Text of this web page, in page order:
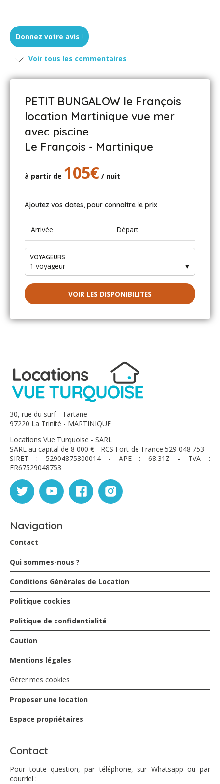
Donnez votre avis !
Voir tous les commentaires
PETIT BUNGALOW le François
location Martinique vue mer
avec piscine
Le François - Martinique
à partir de 105€ / nuit
Ajoutez vos dates, pour connaitre le prix
VOYAGEURS
1 voyageur ▼
VOIR LES DISPONIBILITES
30, rue du surf - Tartane
97220 La Trinité - MARTINIQUE
Locations Vue Turquoise - SARL
SARL au capital de 8 000 € - RCS Fort-de-France 529 048 753
SIRET : 52904875300014 - APE : 68.31Z - TVA :
FR67529048753
Navigation
Contact
Qui sommes-nous ?
Conditions Générales de Location
Politique cookies
Politique de confidentialité
Caution
Mentions légales
Gérer mes cookies
Proposer une location
Espace propriétaires
Contact
Pour toute question, par téléphone, sur Whatsapp ou par
courriel :